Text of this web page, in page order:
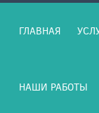
ГЛАВНАЯ
НАШИ РАБОТЫ